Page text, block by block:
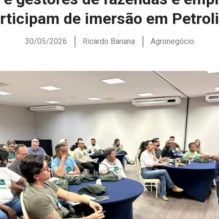
de imersão em
30/05/2026 Ricardo Banana Agronegócio